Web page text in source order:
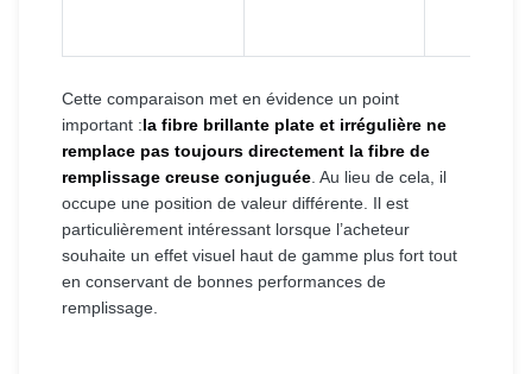
Cette comparaison met en évidence un point
important :la fibre brillante plate et irrégulière ne
remplace pas toujours directement la fibre de
remplissage creuse conjuguée . Au lieu de cela, il
occupe une position de valeur différente. Il est
particulièrement intéressant lorsque l’acheteur
souhaite un effet visuel haut de gamme plus fort tout
en conservant de bonnes performances de
remplissage.